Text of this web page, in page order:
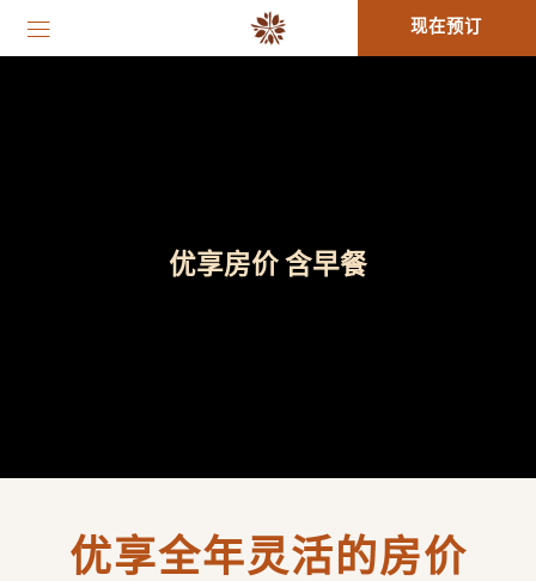
现在预订
优享房价 含早餐
优享全年灵活的房价